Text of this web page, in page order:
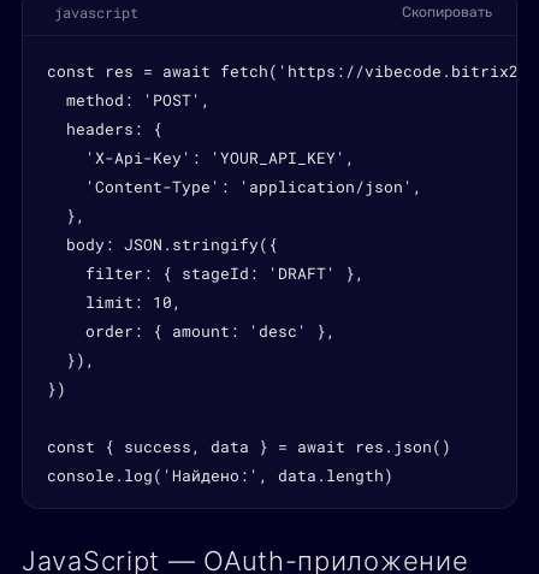
javascript Скопировать
const res = await fetch('https://
  method: 'POST',
  headers: {
    'X-Api-Key': 'YOUR_API_KEY',
    'Content-Type': 'application/json',
  },
  body: JSON.stringify({
    filter: { stageId: 'DRAFT' },
    limit: 10,
    order: { amount: 'desc' },
  }),
})
const { success, data } = await res.json()
console.log('Найдено:', data.length)
JavaScript — OAuth-приложение